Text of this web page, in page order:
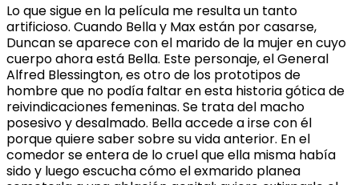
Lo que sigue en la película me resulta un tanto
artificioso. Cuando Bella y Max están por casarse,
Duncan se aparece con el marido de la mujer en cuyo
cuerpo ahora está Bella. Este personaje, el General
Alfred Blessington, es otro de los prototipos de
hombre que no podía faltar en esta historia gótica de
reivindicaciones femeninas. Se trata del macho
posesivo y desalmado. Bella accede a irse con él
porque quiere saber sobre su vida anterior. En el
comedor se entera de lo cruel que ella misma había
sido y luego escucha cómo el exmarido planea